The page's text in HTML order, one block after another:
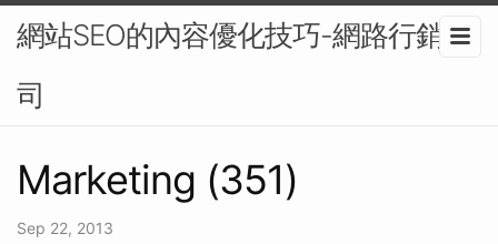
網站SEO的內容優化技巧-網路行銷公
司
Marketing (351)
Sep 22, 2013